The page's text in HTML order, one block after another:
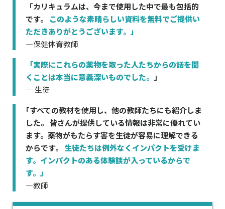
「カリキュラムは、今まで使用した中で最も包括的
です。
このような素晴らしい資料を無料でご提供い
ただきありがとうございます。」
—保健体育教師
「実際にこれらの薬物を取った人たちからの話を聞
くことは本当に意義深いものでした。
」
— 生徒
｢すべての教材を使用し、他の教師たちにも紹介しま
した。 皆さんが提供している情報は非常に優れてい
ます。薬物がもたらす害を生徒が容易に理解できる
からです。 生徒たちは例外なくインパクトを受けま
す。インパクトのある体験談が入っているからで
す。」
—教師